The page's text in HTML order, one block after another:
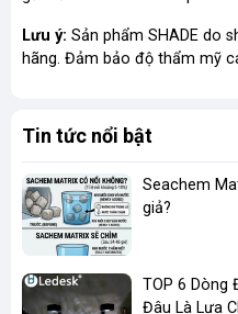
Lưu ý: Sản phẩm SHADE do
hãng. Đảm bảo độ thẩm mỹ
Tin tức nổi bật
Seachem
giả?
TOP 6 Dòng
Đâu Là Lựa